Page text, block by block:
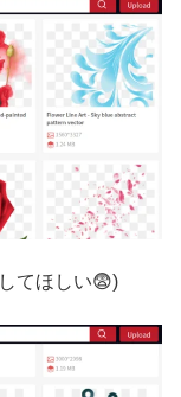
てほしい😨)